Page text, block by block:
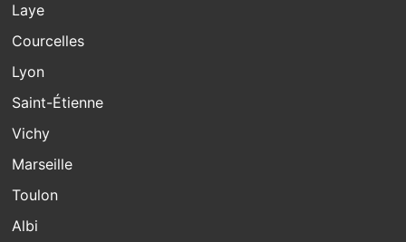
Laye
Courcelles
Lyon
Saint-Étienne
Vichy
Marseille
Toulon
Albi